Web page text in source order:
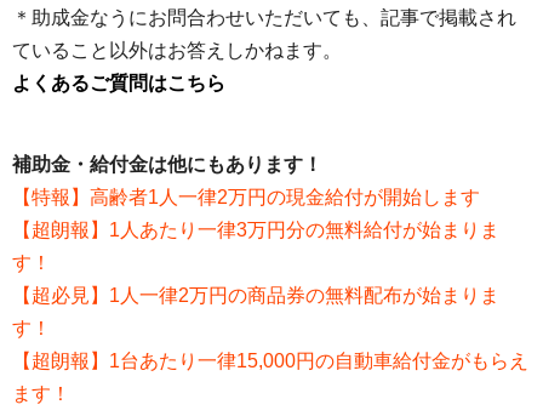
＊助成金なうにお問合わせいただいても、記事で掲載され
ていること以外はお答えしかねます。
よくあるご質問はこちら
補助金・給付金は他にもあります！
【特報】高齢者1人一律2万円の現金給付が開始します
【超朗報】1人あたり一律3万円分の無料給付が始まりま
す！
【超必見】1人一律2万円の商品券の無料配布が始まりま
す！
【超朗報】1台あたり一律15,000円の自動車給付金がもらえ
ます！